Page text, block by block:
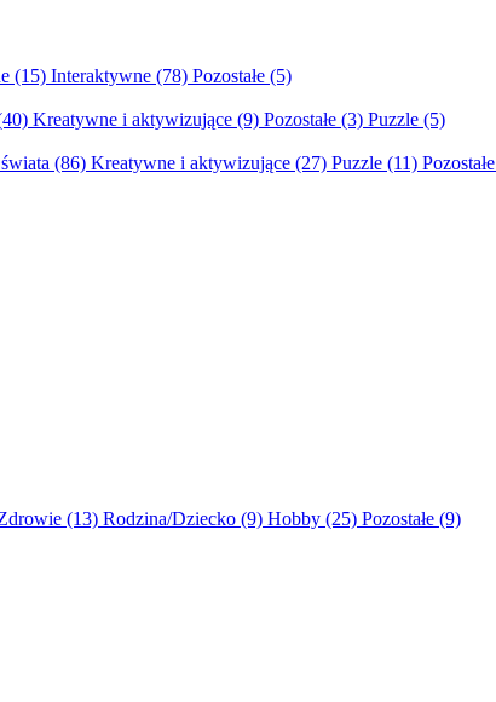
(15) Interaktywne (78) Pozostałe (5)
Kreatywne i aktywizujące (9) Pozostałe (3) Puzzle (5)
(86) Kreatywne i aktywizujące (27) Puzzle (11) Pozostałe
(13) Rodzina/Dziecko (9) Hobby (25) Pozostałe (9)